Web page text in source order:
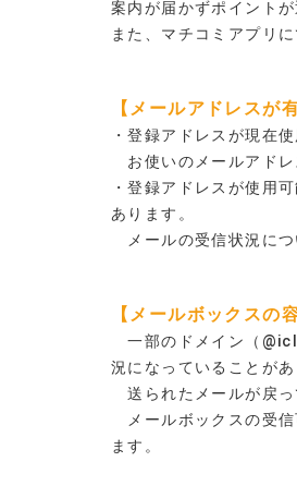
案内が届かずポイント
また、マチコミアプリ
【メールアドレスが
・登録アドレスが現在
お使いのメールアドレ
・登録アドレスが使用
あります。
メールの受信状況につ
【メールボックスの
一部のドメイン（
況になっていることがあ
送られたメールが戻っ
メールボックスの受信
ます。